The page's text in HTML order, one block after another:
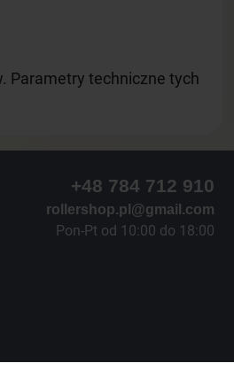
Parametry techniczne tych
+48 784 712 910
rollershop.pl@gmail.com
Pon-Pt od 10:00 do 18:00